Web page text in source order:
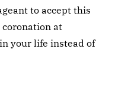
to accept this
at
your life instead of